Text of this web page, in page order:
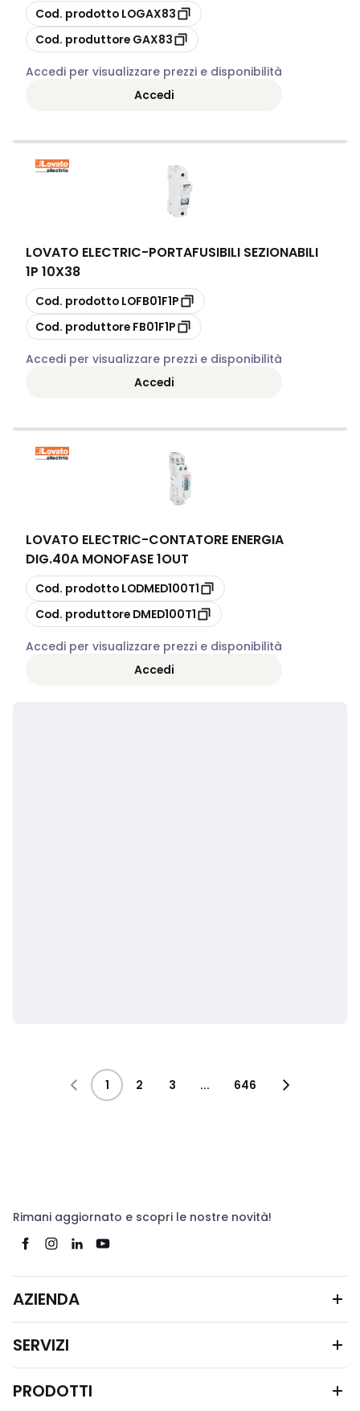
copia
Cod. prodotto LOGAX83
copia
Cod. produttore GAX83
Accedi per visualizzare prezzi e disponibilità
Accedi
LOVATO ELECTRIC-PORTAFUSIBILI SEZIONABILI
1P 10X38
copia
Cod. prodotto LOFB01F1P
copia
Cod. produttore FB01F1P
Accedi per visualizzare prezzi e disponibilità
Accedi
LOVATO ELECTRIC-CONTATORE ENERGIA
DIG.40A MONOFASE 1OUT
copia
Cod. prodotto LODMED100T1
copia
Cod. produttore DMED100T1
Accedi per visualizzare prezzi e disponibilità
Accedi
1 2 3 ... 646
Rimani aggiornato e scopri le nostre novità!
AZIENDA
SERVIZI
PRODOTTI